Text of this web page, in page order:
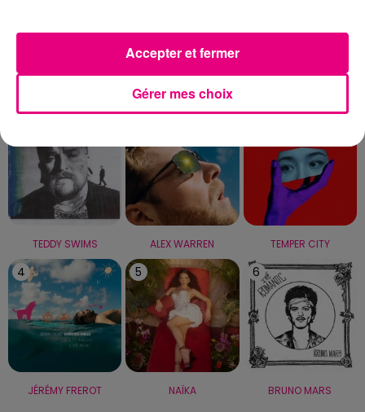
Capricorne Verseau Poissons
TEDDY SWIMS ALEX WARREN TEMPER CITY
4
JÉRÉMY FREROT
5
NAÏKA
6
BRUNO MARS
Gérer mes choix
Accepter et fermer